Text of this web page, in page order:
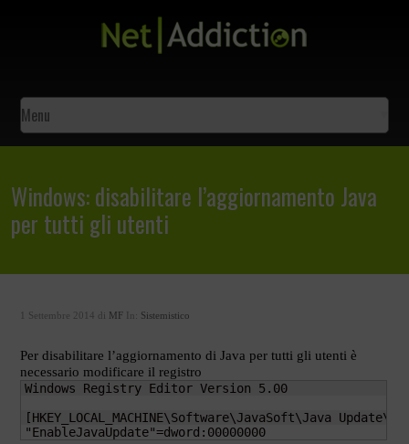
Windows: disabilitare l’aggiornamento Java
per tutti gli utenti
1 Settembre 2014 di MF In: Sistemistico
Per disabilitare l’aggiornamento di Java per tutti gli utenti è
necessario modificare il registro
Windows Registry Editor Version 5.00
[HKEY_LOCAL_MACHINE\Software\JavaSoft\Java
"EnableJavaUpdate"=dword:00000000